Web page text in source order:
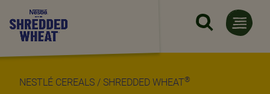
Passar para o conteúdo
NESTLÉ CEREALS / SHREDDED WHEAT®